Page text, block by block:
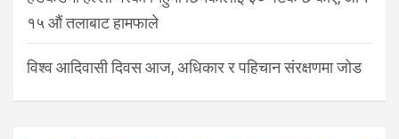
१५ औं तलाबाट हामफाले
विश्व आदिवासी दिवस आज, अधिकार र पहिचान संरक्षणमा जोड